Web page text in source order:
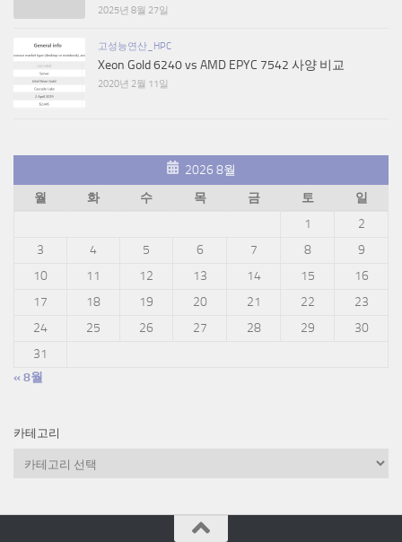
2025년 8월 27일
고성능연산_HPC
Xeon Gold 6240 vs AMD EPYC 7542 사양 비교
2020년 2월 11일
2026 8월
월
화 수 목 금 토
일
1
2
3
4 5 6 7 8
9
10
11 12 13 14 15
16
17
18 19 20 21 22
23
24
25 26 27 28 29
30
31
« 8월
카테고리
리